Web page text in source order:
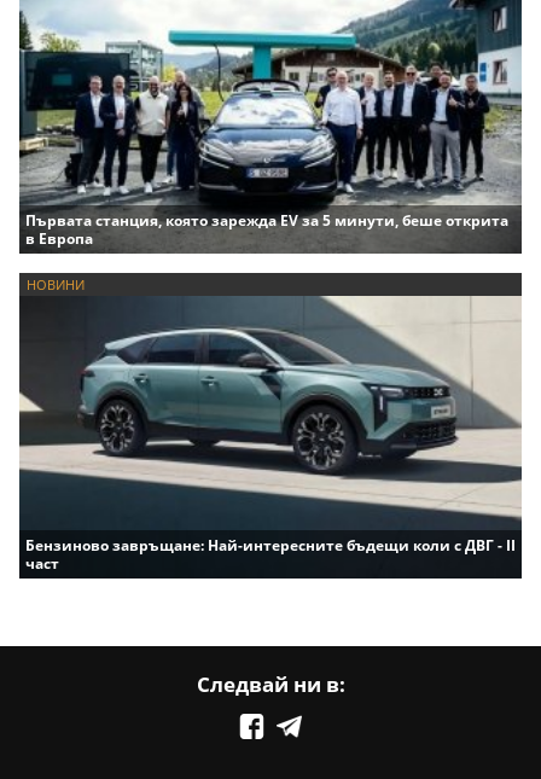
Първата станция, която зарежда EV за 5 минути, беше открита
в Европа
НОВИНИ
Бензиново завръщане: Най-интересните бъдещи коли с ДВГ - II
част
Следвай ни в: